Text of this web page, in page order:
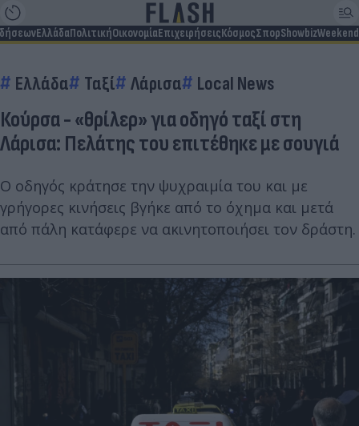
ΕλλάδαΠολιτικήΟικονομίαΕπιχειρήσειςΚόσμοςΣπορShowbizWeekend
Ελλάδα Ταξί Λάρισα Local News
Κούρσα - «θρίλερ» για οδηγό ταξί στη
Λάρισα: Πελάτης του επιτέθηκε με σουγιά
Ο οδηγός κράτησε την ψυχραιμία του και με
γρήγορες κινήσεις βγήκε από το όχημα και μετά
από πάλη κατάφερε να ακινητοποιήσει τον δράστη.